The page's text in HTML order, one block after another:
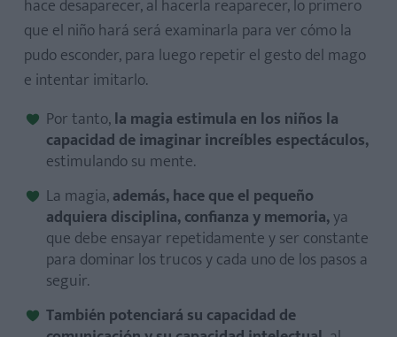
hace desaparecer, al hacerla reaparecer, lo primero
que el niño hará será examinarla para ver cómo la
pudo esconder, para luego repetir el gesto del mago
e intentar imitarlo.
Por tanto,la magia estimula en los niños la
capacidad de imaginar increíbles espectáculos,
estimulando su mente.
La magia,además, hace que el pequeño
adquiera disciplina, confianza y memoria,ya
que debe ensayar repetidamente y ser constante
para dominar los trucos y cada uno de los pasos a
seguir.
También potenciará su capacidad de